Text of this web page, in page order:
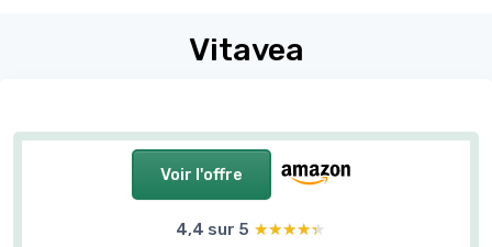
Vitavea
Voir l'offre
4,4 sur 5 ★★★★★
★★★★★